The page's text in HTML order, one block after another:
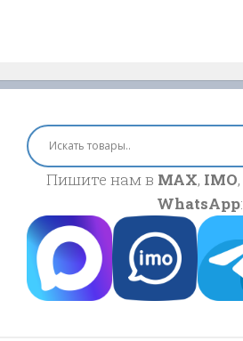
Пишите нам в MAX, IMO,
WhatsApp: